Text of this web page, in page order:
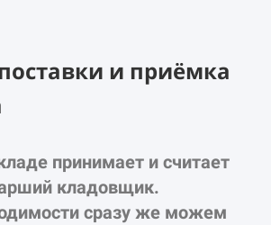
и приёмка
принимает и считает
кладовщик.
сразу же можем